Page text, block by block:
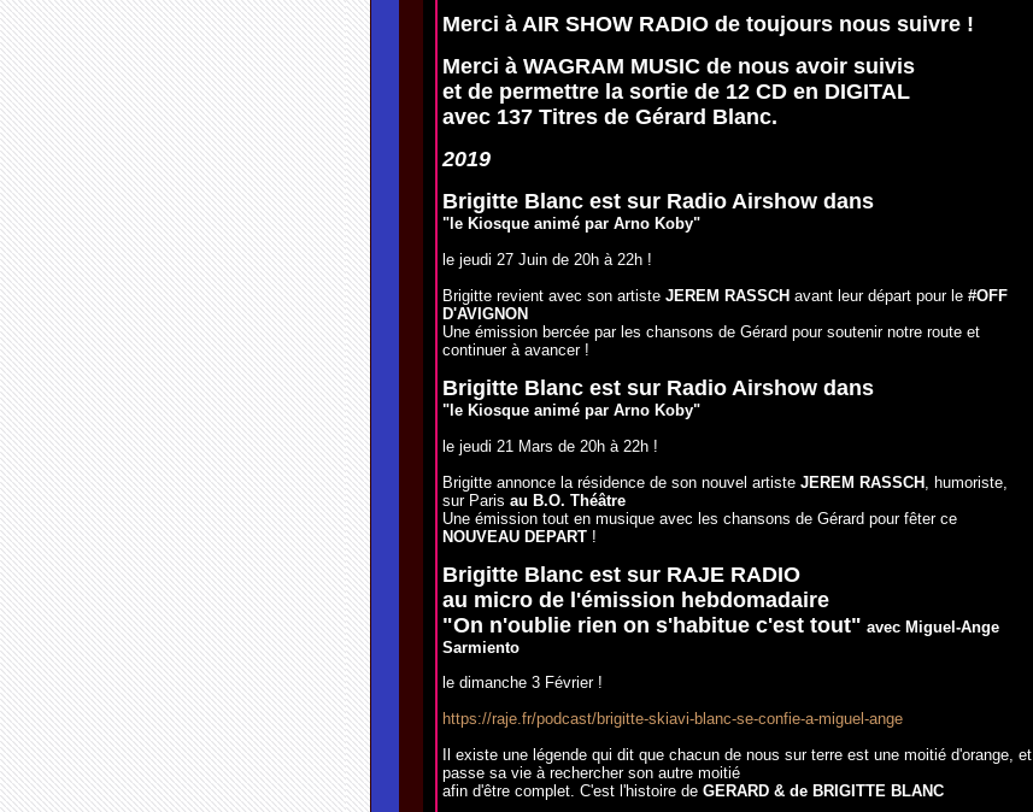
Merci à AIR SHOW RADIO de toujours nous suivre !
Merci à WAGRAM MUSIC de nous avoir suivis
et de permettre la sortie de 12 CD en DIGITAL
avec 137 Titres de Gérard Blanc.
2019
Brigitte Blanc est sur Radio Airshow dans
"le Kiosque animé par Arno Koby"
le jeudi 27 Juin de 20h à 22h !
Brigitte revient avec son artiste JEREM RASSCH avant leur départ pour le #OFF
D'AVIGNON
Une émission bercée par les chansons de Gérard pour soutenir notre route et
continuer à avancer !
Brigitte Blanc est sur Radio Airshow dans
"le Kiosque animé par Arno Koby"
le jeudi 21 Mars de 20h à 22h !
Brigitte annonce la résidence de son nouvel artiste JEREM RASSCH , humoriste,
sur Paris au B.O. Théâtre
Une émission tout en musique avec les chansons de Gérard pour fêter ce
NOUVEAU DEPART !
Brigitte Blanc est sur RAJE RADIO
au micro de l'émission hebdomadaire
"On n'oublie rien on s'habitue c'est tout" avec Miguel-Ange
Sarmiento
le dimanche 3 Février !
https://raje.fr/podcast/brigitte-skiavi-blanc-se-confie-a-miguel-ange
Il existe une légende qui dit que chacun de nous sur terre est une moitié d'orange, et
passe sa vie à rechercher son autre moitié
afin d'être complet. C'est l'histoire de GERARD & de BRIGITTE BLANC